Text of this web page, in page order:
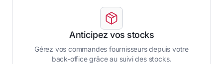
Anticipez vos stocks
Gérez vos commandes fournisseurs depuis votre
back-office grâce au suivi des stocks.